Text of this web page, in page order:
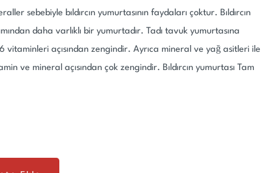
sebebiyle bıldırcın yumurtasının faydaları çoktur. Bıldırcın
daha varlıklı bir yumurtadır. Tadı tavuk yumurtasına
vitaminleri açısından zengindir. Ayrıca mineral ve yağ asitleri ile
ve mineral açısından çok zengindir. Bıldırcın yumurtası Tam